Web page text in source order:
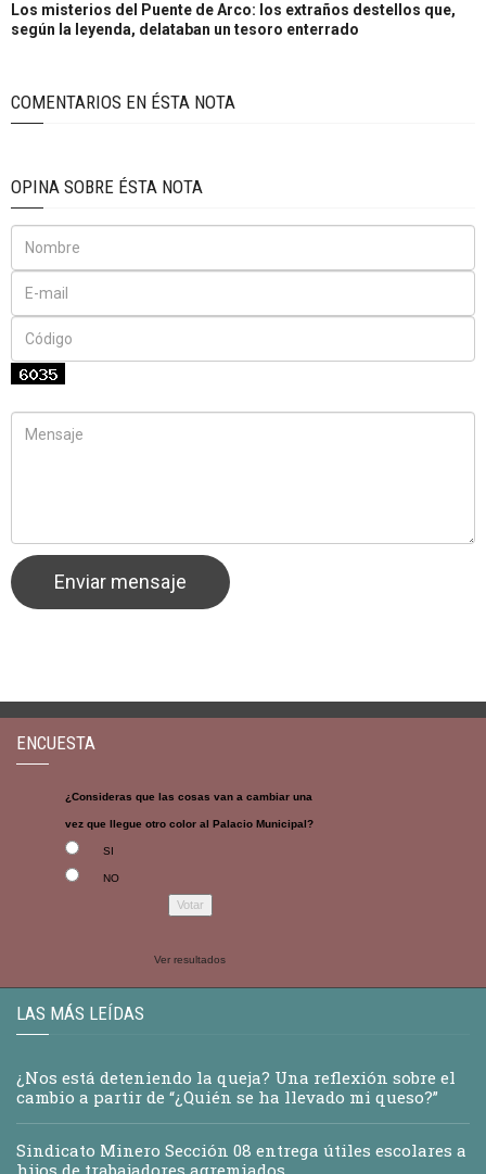
Los misterios del Puente de Arco: los extraños destellos que,
según la leyenda, delataban un tesoro enterrado
COMENTARIOS EN ÉSTA NOTA
OPINA SOBRE ÉSTA NOTA
ENCUESTA
¿Consideras que las cosas van a cambiar una
vez que llegue otro color al Palacio Municipal?
SI
NO
Ver resultados
LAS MÁS LEÍDAS
¿Nos está deteniendo la queja? Una reflexión sobre el
cambio a partir de “¿Quién se ha llevado mi queso?”
Sindicato Minero Sección 08 entrega útiles escolares a